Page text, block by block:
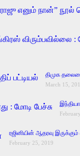
திமுக
March 15,
ரஜினியின் ஆதரவு
February 25, 2019